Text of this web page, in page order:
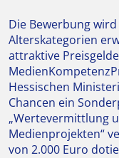
Die Bewerbung
Alterskategorien
attraktive
Hessischen
Chancen ein
„Wertevermittlung
Medienprojekten“
von 2.000 Euro